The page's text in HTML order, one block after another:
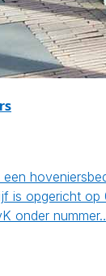
is opgericht op
onder